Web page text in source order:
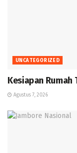
UNCATEGORIZED
Kesiapan Rumah
Agustus 7, 2026